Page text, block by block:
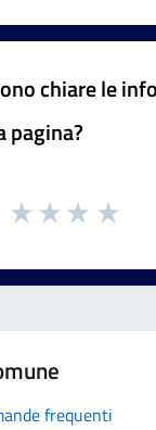
chiare le
pagina?
frequenti